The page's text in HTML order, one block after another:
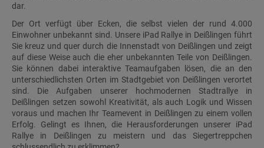
dar.
Der Ort verfügt über Ecken, die selbst vielen der rund 4.000
Einwohner unbekannt sind. Unsere iPad Rallye in Deißlingen führt
Sie kreuz und quer durch die Innenstadt von Deißlingen und zeigt
auf diese Weise auch die eher unbekannten Teile von Deißlingen.
Sie können dabei interaktive Teamaufgaben lösen, die an den
unterschiedlichsten Orten im Stadtgebiet von Deißlingen verortet
sind. Die Aufgaben unserer hochmodernen Stadtrallye in
Deißlingen setzen sowohl Kreativität, als auch Logik und Wissen
voraus und machen Ihr Teamevent in Deißlingen zu einem vollen
Erfolg. Gelingt es Ihnen, die Herausforderungen unserer iPad
Rallye in Deißlingen zu meistern und das Siegertreppchen